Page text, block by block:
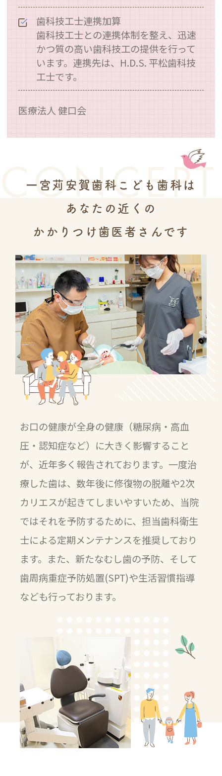
歯科技工士連携加算
歯科技工士との連携体制を整え、迅速
かつ質の高い歯科技工の提供を行って
います。連携先は、H.D.S. 平松歯科技
工士です。
医療法人 健口会
CONCEPT
一宮苅安賀歯科こども歯科は
あなたの近くの
かかりつけ歯医者さんです
お口の健康が全身の健康（糖尿病・高血
圧・認知症など）に大きく影響すること
が、近年多く報告されております。一度治
療した歯は、数年後に修復物の脱離や2次
カリエスが起きてしまいやすいため、当院
ではそれを予防するために、担当歯科衛生
士による定期メンテナンスを推奨しており
ます。また、新たなむし歯の予防、そして
歯周病重症予防処置(SPT)や生活習慣指導
なども行っております。